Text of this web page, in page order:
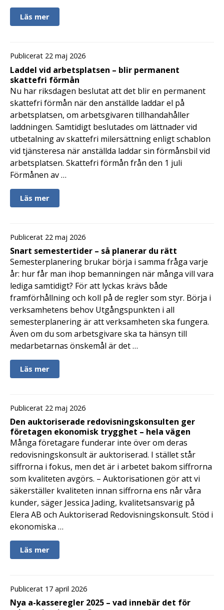
Läs mer
Publicerat 22 maj 2026
Laddel vid arbetsplatsen – blir permanent
skattefri förmån
Nu har riksdagen beslutat att det blir en permanent
skattefri förmån när den anställde laddar el på
arbetsplatsen, om arbetsgivaren tillhandahåller
laddningen. Samtidigt beslutades om lättnader vid
utbetalning av skattefri milersättning enligt schablon
vid tjänsteresa när anställda laddar sin förmånsbil vid
arbetsplatsen. Skattefri förmån från den 1 juli
Förmånen av …
Läs mer
Publicerat 22 maj 2026
Snart semestertider – så planerar du rätt
Semesterplanering brukar börja i samma fråga varje
år: hur får man ihop bemanningen när många vill vara
lediga samtidigt? För att lyckas krävs både
framförhållning och koll på de regler som styr. Börja i
verksamhetens behov Utgångspunkten i all
semesterplanering är att verksamheten ska fungera.
Även om du som arbetsgivare ska ta hänsyn till
medarbetarnas önskemål är det …
Läs mer
Publicerat 22 maj 2026
Den auktoriserade redovisningskonsulten ger
företagen ekonomisk trygghet – hela vägen
Många företagare funderar inte över om deras
redovisningskonsult är auktoriserad. I stället står
siffrorna i fokus, men det är i arbetet bakom siffrorna
som kvaliteten avgörs. – Auktorisationen gör att vi
säkerställer kvaliteten innan siffrorna ens når våra
kunder, säger Jessica Jading, kvalitetsansvarig på
Elera AB och Auktoriserad Redovisningskonsult. Stöd i
ekonomiska …
Läs mer
Publicerat 17 april 2026
Nya a-kasseregler 2025 – vad innebär det för